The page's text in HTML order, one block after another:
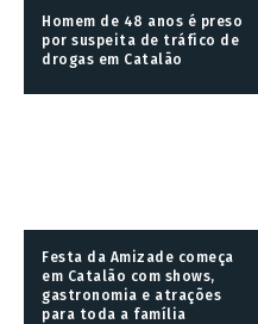
Homem de 48 anos é preso
por suspeita de tráfico de
drogas em Catalão
Festa da Amizade começa
em Catalão com shows,
gastronomia e atrações
para toda a família